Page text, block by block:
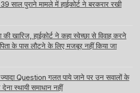
साल पुराने मामले में हाईकोर्ट ने बरकरार रखी
खारिज, हाईकोर्ट ने कहा स्वेच्छा से विवाह करने
पिता के पास लौटने के लिए मजबूर नहीं किया जा
ज्यादा Question गलत पाये जाने पर उन सवालों के
देना स्थायी समाधान नहीं